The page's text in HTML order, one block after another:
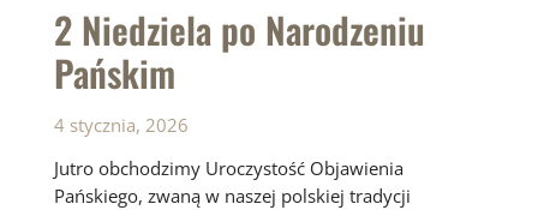
2 Niedziela po Narodzeniu
Pańskim
4 stycznia, 2026
Jutro obchodzimy Uroczystość Objawienia
Pańskiego, zwaną w naszej polskiej tradycji